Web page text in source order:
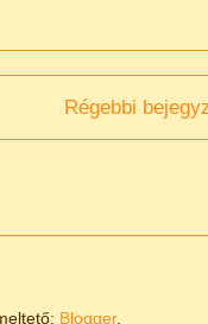
Régebbi
Blogger.